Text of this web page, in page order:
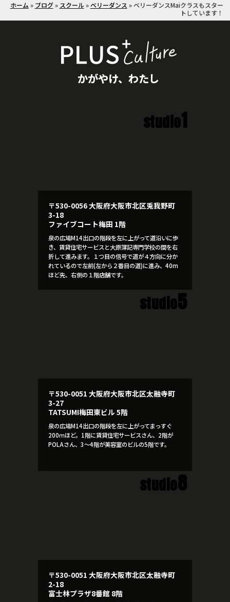
ホーム » ブログ» スクール »ベリーダンス »ベリーダンスMaiクラスもスター
トしています！
かがやけ、わたし
studio1
〒530-0056 大阪府大阪市北区兎我野町
3-18
ファイブコート梅田 1階
泉の広場M14出口の階段を左に上がって道沿いに歩
き、賃貸住宅サービスと大原簿記専門学校の間を右
折して進みます。１つ目の信号で道が４方向に分か
れているので左前(左から２番目の道)に進み、40m
ほど先、右側の１階店舗です。
studio5
〒530-0051 大阪府大阪市北区太融寺町
3-27
TATSUMI梅田東ビル 5階
泉の広場M14出口の階段を左に上がってまっすぐ
200ｍほど。1階に賃貸住宅サービスさん、2階が
POLAさん、3～4階が美容室のビルの5階です。
studio8
〒530-0051 大阪府大阪市北区太融寺町
2-18
富士林プラザ8番館 8階